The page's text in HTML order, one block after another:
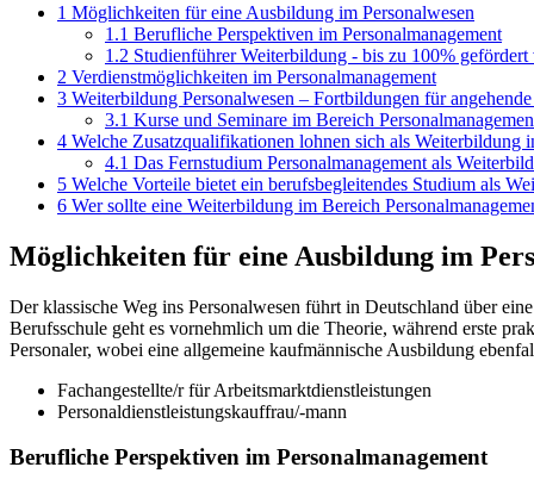
1 Möglichkeiten für eine Ausbildung im Personalwesen
1.1 Berufliche Perspektiven im Personalmanagement
1.2 Studienführer Weiterbildung - bis zu 100%
2 Verdienstmöglichkeiten im Personalmanagement
3 Weiterbildung Personalwesen – Fortbildungen für
3.1 Kurse und Seminare im Bereich
4 Welche Zusatzqualifikationen lohnen sich als Weiterbildung
4.1 Das Fernstudium Personalmanagement als
5 Welche Vorteile bietet ein berufsbegleitendes Studium als
6 Wer sollte eine Weiterbildung im Bereich
Möglichkeiten für eine Ausbildung im
Der klassische Weg ins Personalwesen führt in Deutschland über
Berufsschule geht es vornehmlich um die Theorie, während erste
Personaler, wobei eine allgemeine kaufmännische Ausbildung
Fachangestellte/r für Arbeitsmarktdienstleistungen
Personaldienstleistungskauffrau/-mann
Berufliche Perspektiven im Personalmanagement